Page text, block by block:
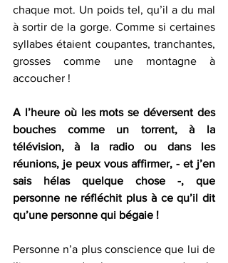
chaque mot. Un poids tel, qu’il a du mal
à sortir de la gorge. Comme si certaines
syllabes étaient coupantes, tranchantes,
grosses comme une montagne à
accoucher !
A l’heure où les mots se déversent des
bouches comme un torrent, à la
télévision, à la radio ou dans les
réunions, je peux vous affirmer, - et j’en
sais hélas quelque chose -, que
personne ne réfléchit plus à ce qu’il dit
qu’une personne qui bégaie !
Personne n’a plus conscience que lui de